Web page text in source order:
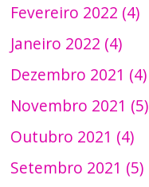
Fevereiro 2022 (4)
Janeiro 2022 (4)
Dezembro 2021 (4)
Novembro 2021 (5)
Outubro 2021 (4)
Setembro 2021 (5)